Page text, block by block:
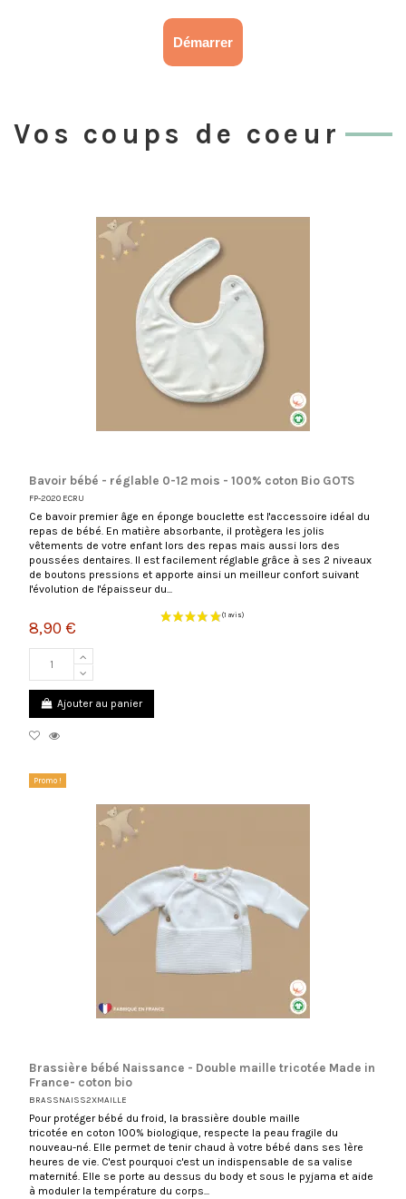
Démarrer
Vos coups de coeur
Bavoir bébé - réglable 0-12 mois - 100% coton Bio GOTS
FP-2020 ECRU
Ce bavoir premier âge en éponge bouclette est l'accessoire idéal du
repas de bébé. En matière absorbante, il protègera les jolis
vêtements de votre enfant lors des repas mais aussi lors des
poussées dentaires. Il est facilement réglable grâce à ses 2 niveaux
de boutons pressions et apporte ainsi un meilleur confort suivant
l'évolution de l'épaisseur du...
8,90 €
Ajouter au panier
Promo !
Brassière bébé Naissance - Double maille tricotée Made in
France- coton bio
BRASSNAISS2XMAILLE
Pour protéger bébé du froid, la brassière double maille
tricotée en coton 100% biologique, respecte la peau fragile du
nouveau-né. Elle permet de tenir chaud à votre bébé dans ses 1ère
heures de vie. C'est pourquoi c'est un indispensable de sa valise
maternité. Elle se porte au dessus du body et sous le pyjama et aide
à moduler la température du corps...